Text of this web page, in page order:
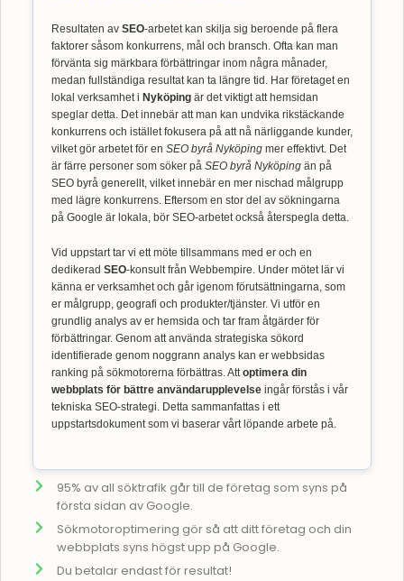
Resultaten av SEO-arbetet kan skilja sig beroende på flera
faktorer såsom konkurrens, mål och bransch. Ofta kan man
förvänta sig märkbara förbättringar inom några månader,
medan fullständiga resultat kan ta längre tid. Har företaget en
lokal verksamhet i Nyköping är det viktigt att hemsidan
speglar detta. Det innebär att man kan undvika rikstäckande
konkurrens och istället fokusera på att nå närliggande kunder,
vilket gör arbetet för en SEO byrå Nyköping mer effektivt. Det
är färre personer som söker på SEO byrå Nyköping än på
SEO byrå generellt, vilket innebär en mer nischad målgrupp
med lägre konkurrens. Eftersom en stor del av sökningarna
på Google är lokala, bör SEO-arbetet också återspegla detta.
Vid uppstart tar vi ett möte tillsammans med er och en
dedikerad SEO-konsult från Webbempire. Under mötet lär vi
känna er verksamhet och går igenom förutsättningarna, som
er målgrupp, geografi och produkter/tjänster. Vi utför en
grundlig analys av er hemsida och tar fram åtgärder för
förbättringar. Genom att använda strategiska sökord
identifierade genom noggrann analys kan er webbsidas
ranking på sökmotorerna förbättras. Attoptimera din
webbplats för bättre användarupplevelse ingår förstås i vår
tekniska SEO-strategi. Detta sammanfattas i ett
uppstartsdokument som vi baserar vårt löpande arbete på.
95% av all söktrafik går till de företag som syns på
första sidan av Google.
Sökmotoroptimering gör så att ditt företag och din
webbplats syns högst upp på Google.
Du betalar endast för resultat!